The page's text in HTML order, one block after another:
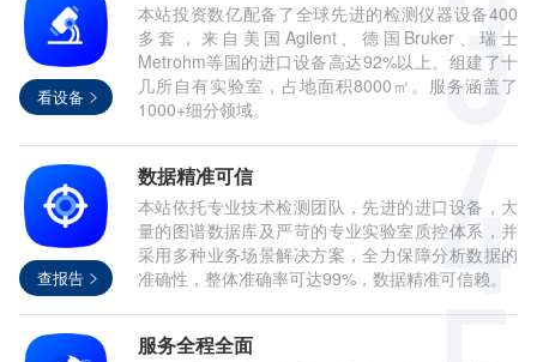
看设备
本站投资数亿配备了全球先进的检测仪器设备400
多套，来自美国Agilent、德国Bruker、瑞士
Metrohm等国的进口设备高达92%以上。组建了十
几所自有实验室，占地面积8000㎡。服务涵盖了
1000+细分领域。
查报告
数据精准可信
本站依托专业技术检测团队，先进的进口设备，大
量的图谱数据库及严苛的专业实验室质控体系，并
采用多种业务场景解决方案，全力保障分析数据的
准确性，整体准确率可达99%，数据精准可信赖。
服务全程全面